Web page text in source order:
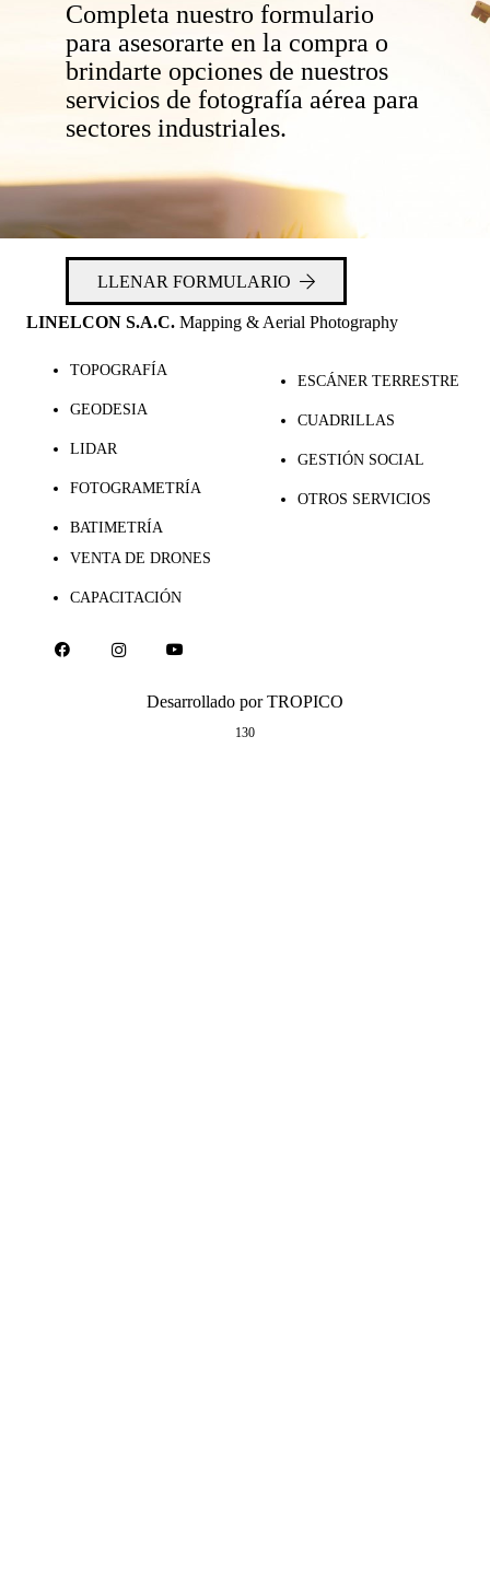
Completa nuestro formulario
para asesorarte en la compra o
brindarte opciones de nuestros
servicios de fotografía aérea para
sectores industriales.
LLENAR FORMULARIO
LINELCON S.A.C. Mapping & Aerial Photography
TOPOGRAFÍA
GEODESIA
LIDAR
FOTOGRAMETRÍA
BATIMETRÍA
ESCÁNER TERRESTRE
CUADRILLAS
GESTIÓN SOCIAL
OTROS SERVICIOS
VENTA DE DRONES
CAPACITACIÓN
Desarrollado porTROPICO
130